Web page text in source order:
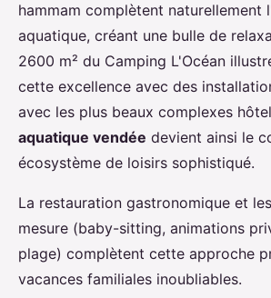
hammam complètent naturellement
aquatique, créant une bulle de
2600 m² du Camping L'Océan
cette excellence avec des
avec les plus beaux complexes
aquatique vendée devient ainsi le
écosystème de loisirs sophistiqué.
La restauration gastronomique et
mesure (baby-sitting, animations
plage) complètent cette approche
vacances familiales inoubliables.